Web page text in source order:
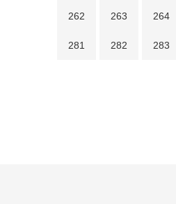
262 263 264
281 282 283